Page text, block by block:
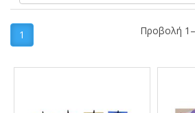
1 Προβολή
Αποτελέσματα